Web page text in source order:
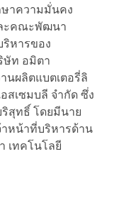
าความมั่นคง
ละคณะพัฒนา
หารของ
ษัท อมิตา
นผลิตแบตเตอรี่ลิ
สเซมบลี จํากัด ซึ่ง
สุทธิ์ โดยมีนาย
หน้าที่บริหารด้าน
เทคโนโลยี